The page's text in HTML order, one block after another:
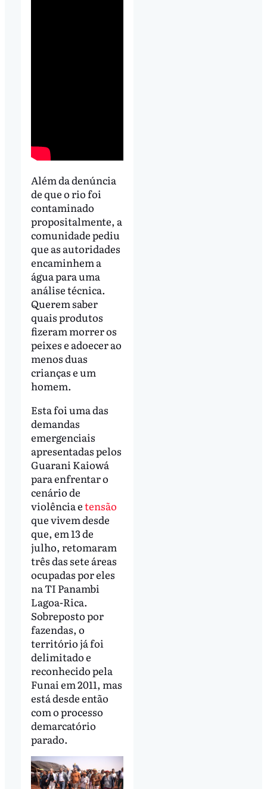
Além da denúncia
de que o rio foi
contaminado
propositalmente, a
comunidade pediu
que as autoridades
encaminhem a
água para uma
análise técnica.
Querem saber
quais produtos
fizeram morrer os
peixes e adoecer ao
menos duas
crianças e um
homem.
Esta foi uma das
demandas
emergenciais
apresentadas pelos
Guarani Kaiowá
para enfrentar o
cenário de
violência etensão
que vivem desde
que, em 13 de
julho, retomaram
três das sete áreas
ocupadas por eles
na TI Panambi
Lagoa-Rica.
Sobreposto por
fazendas, o
território já foi
delimitado e
reconhecido pela
Funai em 2011, mas
está desde então
com o processo
demarcatório
parado.